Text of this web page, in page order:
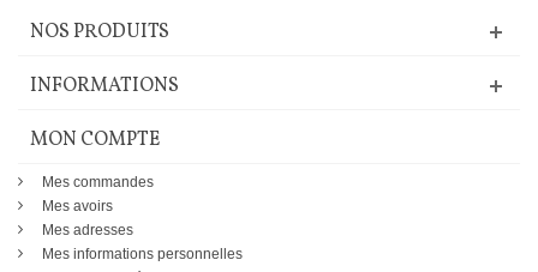
NOS PRODUITS
INFORMATIONS
MON COMPTE
Mes commandes
Mes avoirs
Mes adresses
Mes informations personnelles